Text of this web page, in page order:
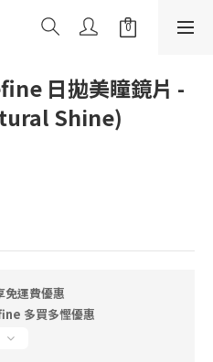
日拋美瞳鏡片 -
Shine)
運費優惠
多買多慳優惠